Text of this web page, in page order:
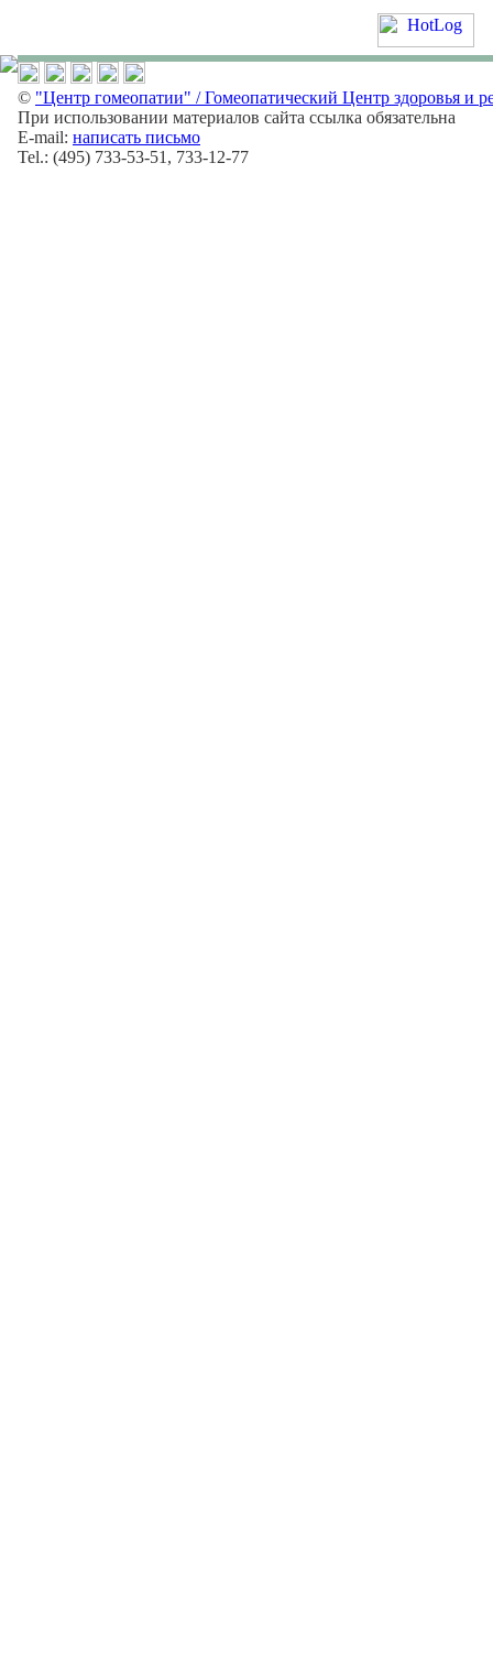
© "Центр гомеопатии" / Гомеопатический Центр здоровья и
При использовании материалов сайта ссылка обязательна
E-mail: написать письмо
Tel.: (495) 733-53-51, 733-12-77